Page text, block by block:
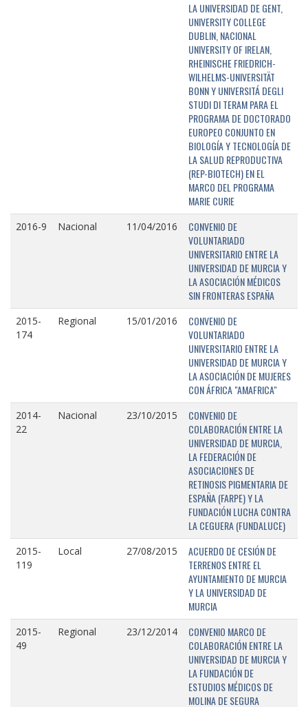
LA UNIVERSIDAD DE GENT,
UNIVERSITY COLLEGE
DUBLIN, NACIONAL
UNIVERSITY OF IRELAN,
RHEINISCHE FRIEDRICH-
WILHELMS-UNIVERSITÄT
BONN Y UNIVERSITÁ DEGLI
STUDI DI TERAM PARA EL
PROGRAMA DE DOCTORADO
EUROPEO CONJUNTO EN
BIOLOGÍA Y TECNOLOGÍA DE
LA SALUD REPRODUCTIVA
(REP-BIOTECH) EN EL
MARCO DEL PROGRAMA
MARIE CURIE
2016-9 Nacional 11/04/2016
CONVENIO DE
VOLUNTARIADO
UNIVERSITARIO ENTRE LA
UNIVERSIDAD DE MURCIA Y
LA ASOCIACIÓN MÉDICOS
SIN FRONTERAS ESPAÑA
2015-
174
Regional 15/01/2016
CONVENIO DE
VOLUNTARIADO
UNIVERSITARIO ENTRE LA
UNIVERSIDAD DE MURCIA Y
LA ASOCIACIÓN DE MUJERES
CON ÁFRICA "AMAFRICA"
2014-
22
Nacional 23/10/2015
CONVENIO DE
COLABORACIÓN ENTRE LA
UNIVERSIDAD DE MURCIA,
LA FEDERACIÓN DE
ASOCIACIONES DE
RETINOSIS PIGMENTARIA DE
ESPAÑA (FARPE) Y LA
FUNDACIÓN LUCHA CONTRA
LA CEGUERA (FUNDALUCE)
2015-
119
Local 27/08/2015
ACUERDO DE CESIÓN DE
TERRENOS ENTRE EL
AYUNTAMIENTO DE MURCIA
Y LA UNIVERSIDAD DE
MURCIA
2015-
49
Regional 23/12/2014
CONVENIO MARCO DE
COLABORACIÓN ENTRE LA
UNIVERSIDAD DE MURCIA Y
LA FUNDACIÓN DE
ESTUDIOS MÉDICOS DE
MOLINA DE SEGURA